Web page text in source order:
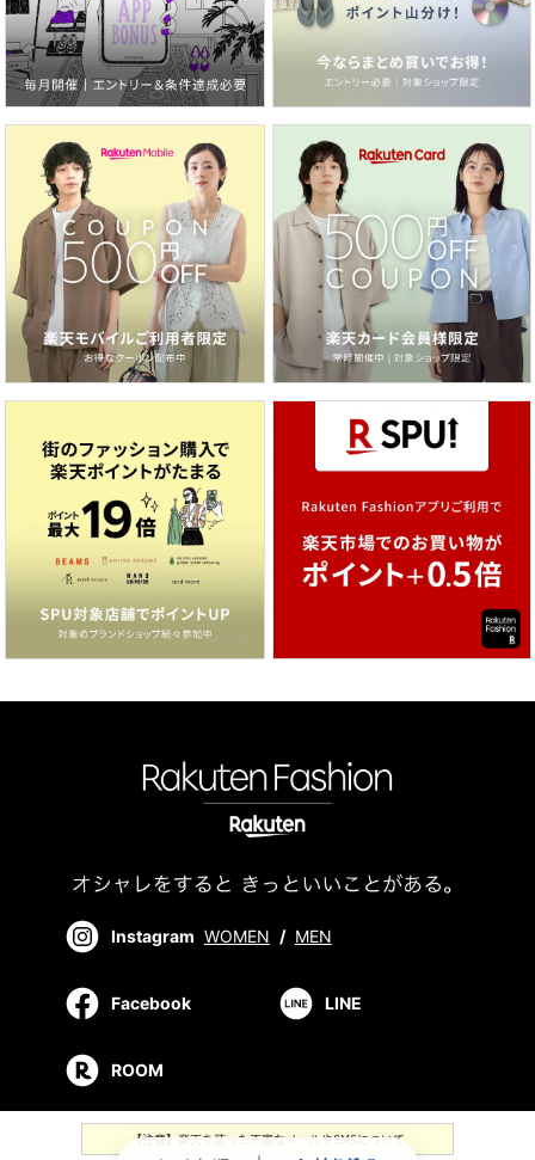
Instagram WOMEN / MEN
Facebook LINE
ROOM
【注意】楽天を装った不審なメールやSMSについて